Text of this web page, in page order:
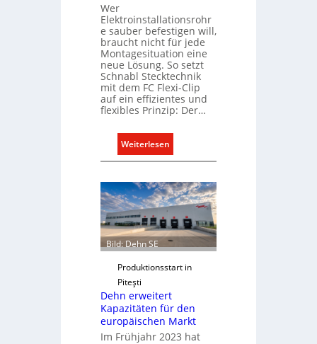
Wer
Elektroinstallationsrohr
e sauber befestigen will,
braucht nicht für jede
Montagesituation eine
neue Lösung. So setzt
Schnabl Stecktechnik
mit dem FC Flexi-Clip
auf ein effizientes und
flexibles Prinzip: Der…
Weiterlesen:
E
n
C
l
i
p
r
a
l
l
Bild: Dehn SE
Produktionsstart in
Piteşti
Dehn erweitert
Kapazitäten für den
europäischen Markt
Im Frühjahr 2023 hat